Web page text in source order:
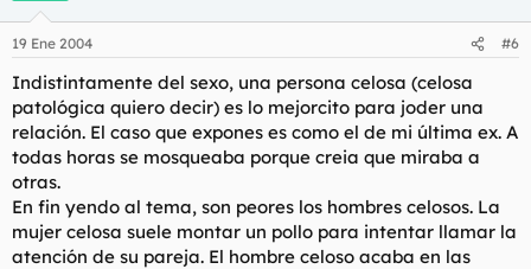
19 Ene 2004 #6
Indistintamente del sexo, una persona celosa (celosa
patológica quiero decir) es lo mejorcito para joder una
relación. El caso que expones es como el de mi última ex. A
todas horas se mosqueaba porque creia que miraba a
otras.
En fin yendo al tema, son peores los hombres celosos. La
mujer celosa suele montar un pollo para intentar llamar la
atención de su pareja. El hombre celoso acaba en las